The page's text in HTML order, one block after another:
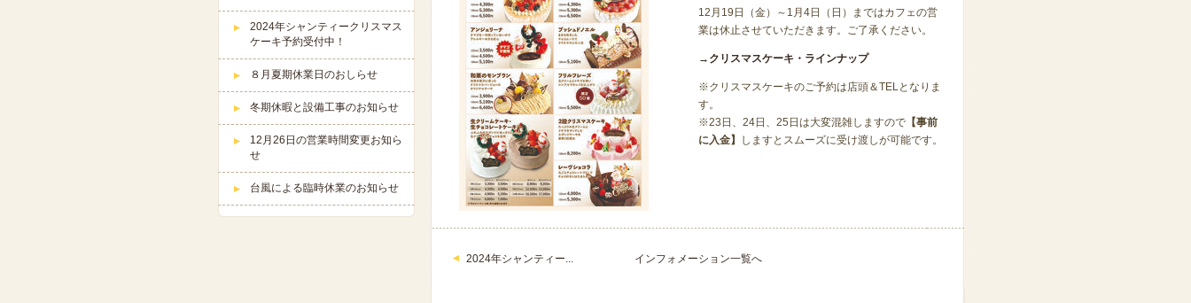
2024年シャンティークリスマス
ケーキ予約受付中！
８月夏期休業日のおしらせ
冬期休暇と設備工事のお知らせ
12月26日の営業時間変更お知ら
せ
台風による臨時休業のお知らせ
12月19日（金）～1月4日（日）まではカフェの営
業は休止させていただきます。ご了承ください。
→クリスマスケーキ・ラインナップ
※クリスマスケーキのご予約は店頭＆TELとなりま
す。
※23日、24日、25日は大変混雑しますので 【事前
に入金】
しますとスムーズに受け渡しが可能です。
2024年シャンティー... インフォメーション一覧へ